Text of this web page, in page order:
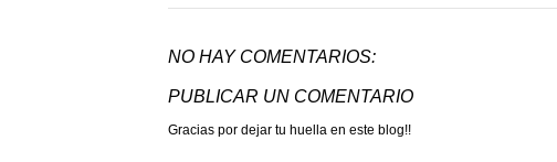
NO HAY COMENTARIOS:
PUBLICAR UN COMENTARIO
Gracias por dejar tu huella en este blog!!